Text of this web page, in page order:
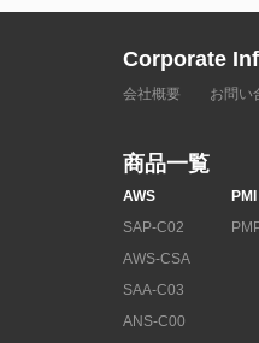
Corporate
会社概要 お問い
商品一覧
AWS
SAP-C02
AWS-CSA
SAA-C03
ANS-C00
PMI